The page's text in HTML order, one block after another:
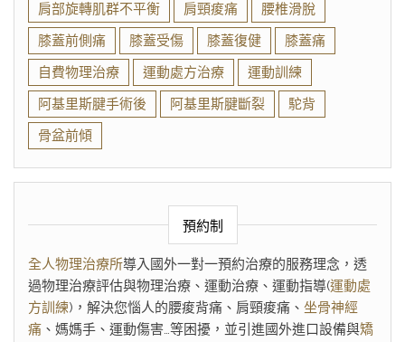
肩部旋轉肌群不平衡
肩頸痠痛
腰椎滑脫
膝蓋前側痛
膝蓋受傷 膝蓋復健
膝蓋痛
自費物理治療
運動處方治療
運動訓練
阿基里斯腱手術後
阿基里斯腱斷裂
駝背
骨盆前傾
預約制
全人物理治療所導入國外一對一預約治療的服務理念，透
過物理治療評估與物理治療、運動治療、運動指導(運動處
方訓練)，解決您惱人的腰痠背痛、肩頸痠痛、 坐骨神經
痛 、媽媽手、運動傷害…等困擾，並引進國外進口設備與矯